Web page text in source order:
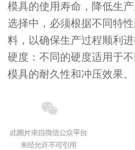
模具的使用寿命，降低生
选择中，必须根据不同特
料，以确保生产过程顺利
硬度：不同的硬度适用于
模具的耐久性和冲压效果。